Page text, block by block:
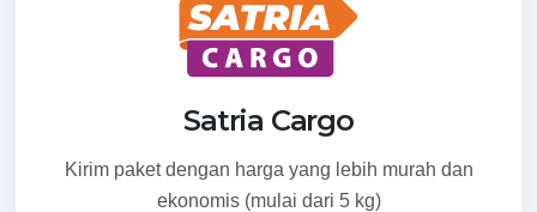
Satria Cargo
Kirim paket dengan harga yang lebih murah dan
ekonomis (mulai dari 5 kg)